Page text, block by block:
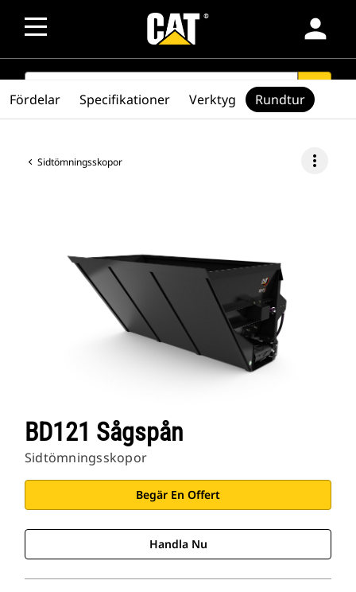
person
SEARCH search
Sidtömningsskopor more_vert
BD121 Sågspån
Sidtömningsskopor
Begär En Offert
Handla Nu
Fördelar Specifikationer Verktyg Rundtur